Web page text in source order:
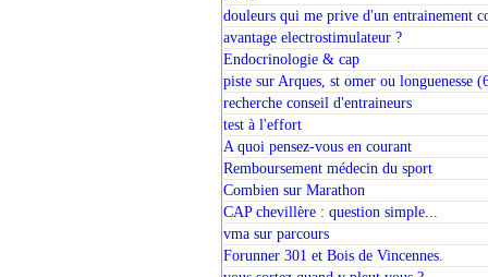
douleurs qui me prive d'un entrainement
avantage electrostimulateur ?
Endocrinologie & cap
piste sur Arques, st omer ou longuenesse
recherche conseil d'entraineurs
test à l'effort
A quoi pensez-vous en courant
Remboursement médecin du sport
Combien sur Marathon
CAP chevillère : question simple...
vma sur parcours
Forunner 301 et Bois de Vincennes.